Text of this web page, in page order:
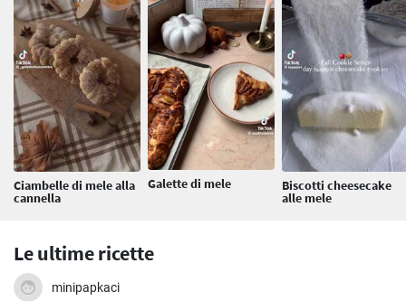
Ciambelle di mele alla
cannella
Galette di mele Biscotti cheesecake
alle mele
Le ultime ricette
minipapkaci